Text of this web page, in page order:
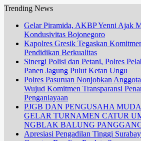
Trending News
Gelar Piramida, AKBP Yenni Ajak
Kondusivitas Bojonegoro
Kapolres Gresik Tegaskan
Pendidikan Berkualitas
Sinergi Polisi dan Petani, Polres
Panen Jagung Pulut Ketan Ungu
Polres Pasuruan Nonjobkan
Wujud Komitmen Transparansi
Penganiayaan
PJGB DAN PENGUSAHA
GELAR TURNAMEN CATUR
NGBLAK BALUNG
Apresiasi Pengadilan Tinggi